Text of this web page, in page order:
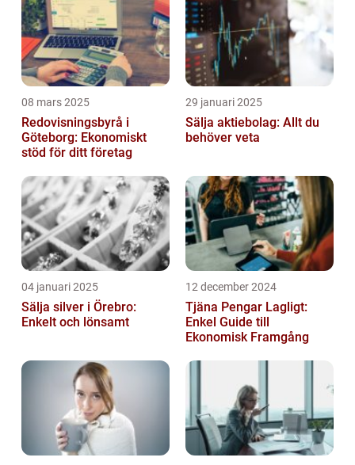
08 mars 2025
Redovisningsbyrå i
Göteborg: Ekonomiskt
stöd för ditt företag
29 januari 2025
Sälja aktiebolag: Allt du
behöver veta
04 januari 2025
Sälja silver i Örebro:
Enkelt och lönsamt
12 december 2024
Tjäna Pengar Lagligt:
Enkel Guide till
Ekonomisk Framgång